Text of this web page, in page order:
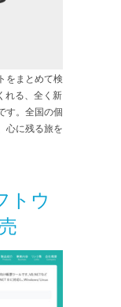
をまとめて検
れる、全く新
す。全国の個
心に残る旅を
トウ